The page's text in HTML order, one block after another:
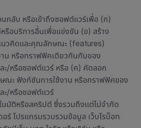
กลับ หรือเข้าถึงซอฟต์แวร์เพื่อ (ก)
อบริการอื่นเพื่อแข่งขัน (ข) สร้าง
วคิดและคุณลักษณะ (features)
น หรือกราฟฟิคเดียวกันกับของ
ะ/หรือซอฟต์แวร์ หรือ (ค) คัดลอก
ะ ฟังก์ชันการใช้งาน หรือกราฟฟิคของ
ะ/หรือซอฟต์แวร์
นมัติหรือสคริปต์ ซึ่งรวมถึงแต่ไม่จำกัด
อร์ โปรแกรมรวบรวมข้อมูล เว็บโรบ็อท